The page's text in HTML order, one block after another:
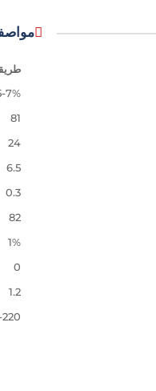
7%
81
24
6.5
0.3
82
1%
0
1.2
220